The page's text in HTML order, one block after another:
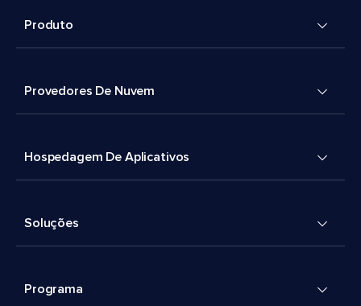
Produto
Provedores De Nuvem
Hospedagem De Aplicativos
Soluções
Programa